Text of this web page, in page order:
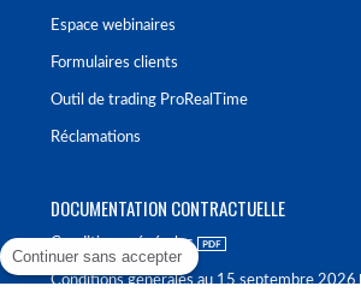
Espace webinaires
Formulaires clients
Outil de trading ProRealTime
Réclamations
DOCUMENTATION CONTRACTUELLE
Conditions générales
Conditions générales au 15 septembre 2026
Continuer sans accepter